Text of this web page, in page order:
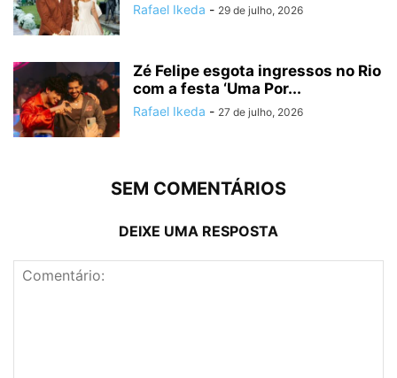
Rafael Ikeda - 29 de julho, 2026
Zé Felipe esgota ingressos no Rio
com a festa ‘Uma Por...
Rafael Ikeda - 27 de julho, 2026
SEM COMENTÁRIOS
DEIXE UMA RESPOSTA